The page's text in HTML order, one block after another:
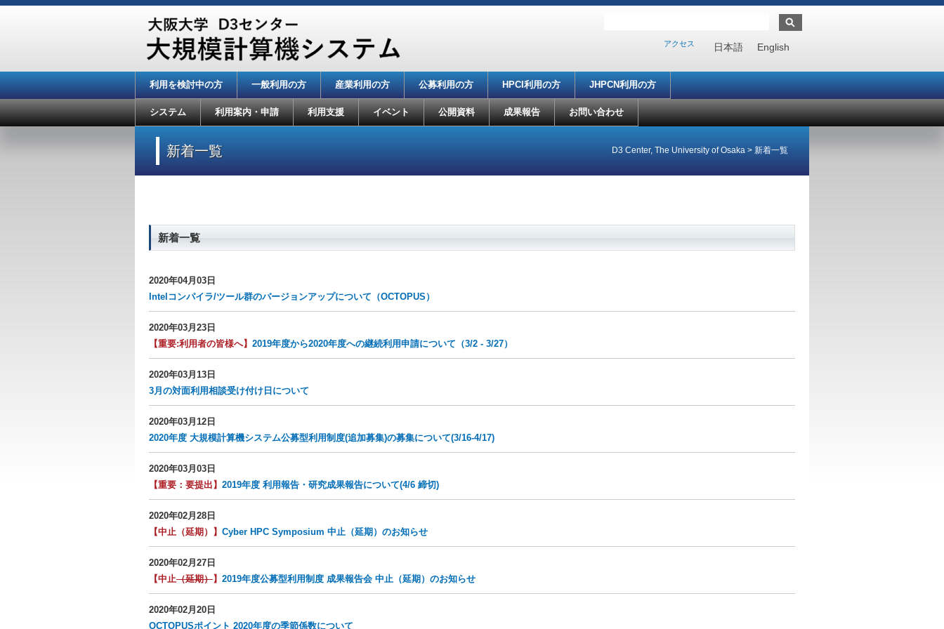
日本語 English
アクセス
利用を検討中の方 一般利用の方 産業利用の方 公募利用の方 HPCI利用の方 JHPCN利用の方
システム 利用案内・申請 利用支援 イベント 公開資料 成果報告 お問い合わせ
新着一覧 D3 Center, The University of Osaka > 新着一覧
新着一覧
2020年04月03日
Intelコンパイラ/ツール群のバージョンアップについて（OCTOPUS）
2020年03月23日
【重要:利用者の皆様へ】 2019年度から2020年度への継続利用申請について（3/2 - 3/27）
2020年03月13日
3月の対面利用相談受け付け日について
2020年03月12日
2020年度 大規模計算機システム公募型利用制度(追加募集)の募集について(3/16-4/17)
2020年03月03日
【重要：要提出】 2019年度 利用報告・研究成果報告について(4/6 締切)
2020年02月28日
【中止（延期）】 Cyber HPC Symposium 中止（延期）のお知らせ
2020年02月27日
【中止（延期）】 2019年度公募型利用制度 成果報告会 中止（延期）のお知らせ
2020年02月20日
OCTOPUSポイント 2020年度の季節係数について